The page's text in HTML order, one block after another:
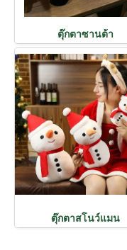
ตุ๊กตาซานต้า
ตุ๊กตาสโนว์แมน